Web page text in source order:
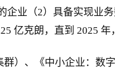
业（2）具备实现业
亿克朗，直到 2025 年
）、《中小企业：数